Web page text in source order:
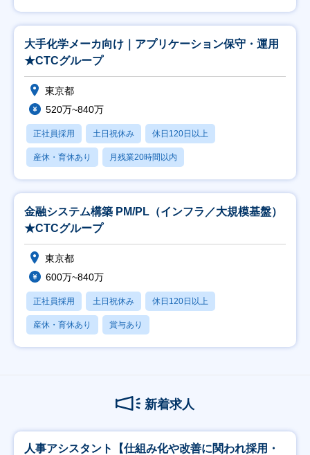
大手化学メーカ向け｜アプリケーション保守・運用
★CTCグループ
東京都
520万~840万
正社員採用 土日祝休み 休日120日以上
産休・育休あり 月残業20時間以内
金融システム構築 PM/PL（インフラ／大規模基盤）
★CTCグループ
東京都
600万~840万
正社員採用 土日祝休み 休日120日以上
産休・育休あり 賞与あり
新着求人
人事アシスタント【仕組み化や改善に関われ採用・